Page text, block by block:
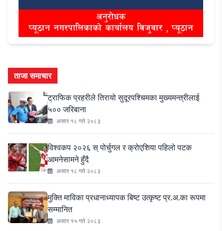
ताजा समाचार
ट्राफिक प्रहरीले तिरायो सुदूरपश्चिमका मुख्यमन्त्रीलाई
५०० जरिबाना
असार १८ गते २०८३
विश्वकप २०२६ स् पोर्चुगल र क्रोएशिया पहिलो पटक
आमनेसामने हुँदै
असार १८ गते २०८३
मुक्ति माविका प्रधानाध्यापक बिष्ट उत्कृष्ट प्र.अ.का रूपमा
सम्मानित
असार १५ गते २०८३